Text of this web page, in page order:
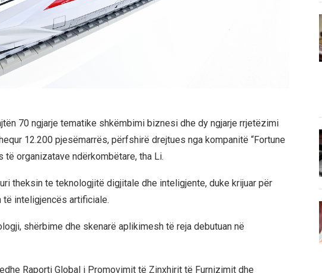
70 ngjarje tematike shkëmbimi biznesi dhe dy ngjarje rrjetëzimi
12.200 pjesëmarrës, përfshirë drejtues nga kompanitë “Fortune
të organizatave ndërkombëtare, tha Li.
theksin te teknologjitë digjitale dhe inteligjente, duke krijuar për
të inteligjencës artificiale.
shërbime dhe skenarë aplikimesh të reja debutuan në
Raporti Global i Promovimit të Zinxhirit të Furnizimit dhe